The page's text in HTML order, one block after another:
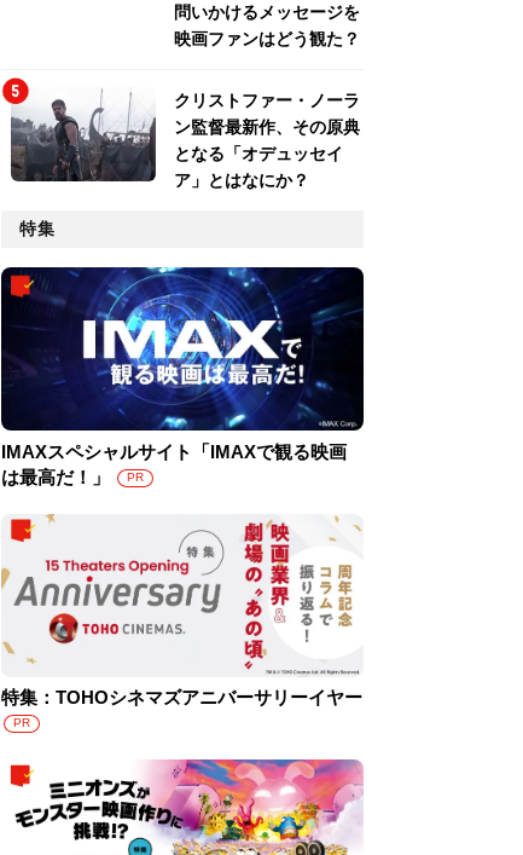
問いかけるメッセージを
映画ファンはどう観た？
クリストファー・ノーラ
ン監督最新作、その原典
となる「オデュッセイ
ア」とはなにか？
特集
IMAXスペシャルサイト「IMAXで観る映画
は最高だ！」
PR
特集：TOHOシネマズアニバーサリーイヤー
PR